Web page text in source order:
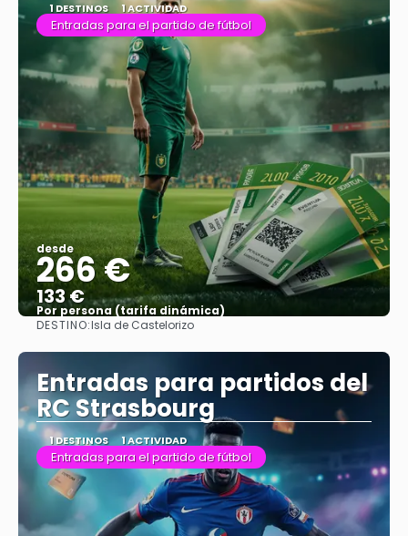
1 DESTINOS 1 ACTIVIDAD
Entradas para el partido de fútbol
desde
266 €
133 €
Por persona (tarifa dinámica)
Ver más
DESTINO:Isla de Castelorizo
Entradas para partidos del
RC Strasbourg
1 DESTINOS 1 ACTIVIDAD
Entradas para el partido de fútbol